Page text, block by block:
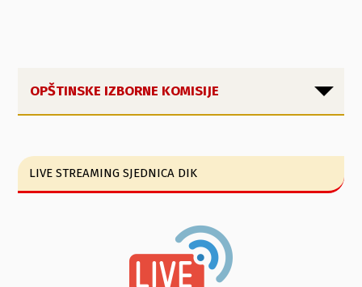
OPŠTINSKE IZBORNE KOMISIJE
LIVE STREAMING SJEDNICA DIK